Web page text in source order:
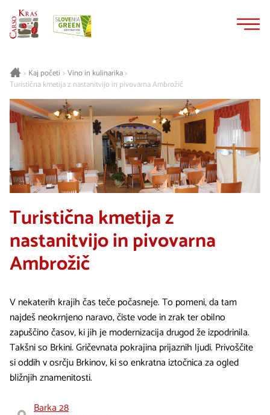
> Kaj početi > Vino in kulinarika>
Turistična kmetija z nastanitvijo in pivovarna Ambrožič
Turistična kmetija z
nastanitvijo in pivovarna
Ambrožič
V nekaterih krajih čas teče počasneje. To pomeni, da tam
najdeš neokrnjeno naravo, čiste vode in zrak ter obilno
zapuščino časov, ki jih je modernizacija drugod že izpodrinila.
Takšni so Brkini. Gričevnata pokrajina prijaznih ljudi. Privoščite
si oddih v osrčju Brkinov, ki so enkratna iztočnica za ogled
bližnjih znamenitosti.
Barka 28